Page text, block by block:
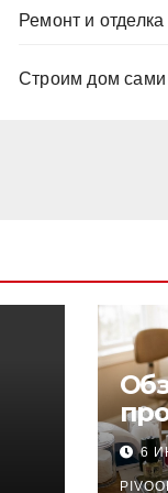
Ремонт и отделка
Строим дом сами
ых
6